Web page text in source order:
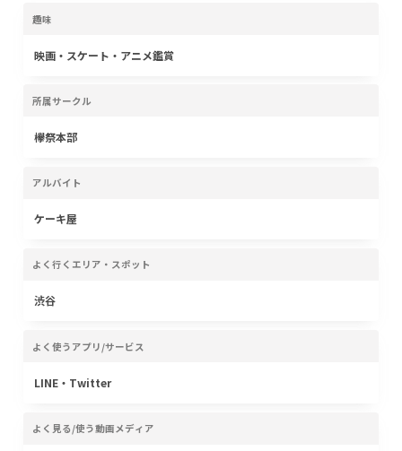
趣味
映画・スケート・アニメ鑑賞
所属サークル
欅祭本部
アルバイト
ケーキ屋
よく行くエリア・スポット
渋谷
よく使うアプリ/サービス
LINE・Twitter
よく見る/使う動画メディア